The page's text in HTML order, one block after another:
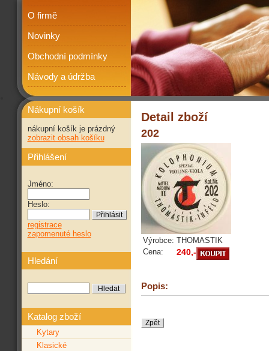
O firmě
Novinky
Obchodní podmínky
Návody a údržba
Nákupní košík
nákupní košík je prázdný
zobrazit obsah košíku
Přihlášení
Jméno:
Heslo:
registrace
zapomenuté heslo
Hledání
Katalog zboží
Kytary
Klasické
Detail zboží
202
Výrobce: THOMASTIK
Cena:
240,-
Popis: